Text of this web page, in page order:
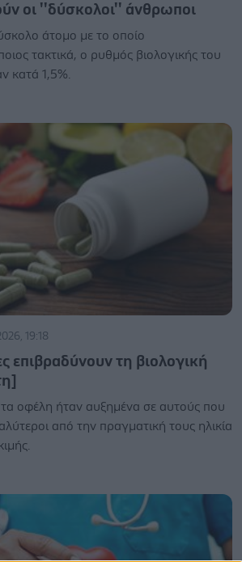
οι ''δύσκολοι'' άνθρωποι
άτομο με το οποίο
τακτικά, ο ρυθμός βιολογικής του
κατά 1,5%.
19:18
επιβραδύνουν τη βιολογική
τα οφέλη ήταν αυξημένα σε αυτούς που
από την πραγματική τους ηλικία